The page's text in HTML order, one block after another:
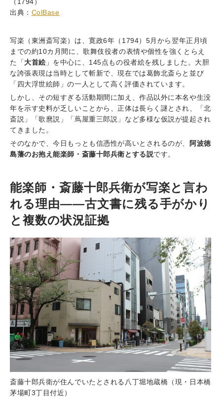
出典： ColBase
写楽（東洲斎写楽）は、寛政6年（1794）5月から翌年正月頃
までの約10カ月間に、歌舞伎役者の表情や個性を強くとらえ
た「大首絵」を中心に、145点もの役者絵を残しました。大胆
な誇張表現は当時として斬新で、現在では葛飾北斎らと並び
「四大浮世絵師」の一人として高く評価されています。
しかし、その短すぎる活動期間に加え、作品以外に本名や生没
年を示す史料が乏しいことから、正体は長らく謎とされ、「北
斎説」「歌麿説」「蔦屋重三郎説」など多様な仮説が提起され
てきました。
そのなかで、今日もっとも信憑性が高いとされるのが、
阿波徳
島藩のお抱え能楽師・斎藤十郎兵衛とする説です。
能楽師・斎藤十郎兵衛が写楽と言わ
れる理由――古文書に残る手がかり
と複数の状況証拠
斎藤十郎兵衛が住んでいたとされる八丁堀地蔵橋（現・日本橋
茅場町3丁目付近）